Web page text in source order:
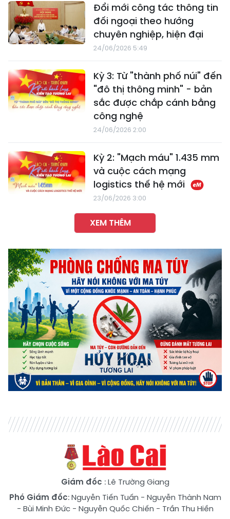
Đổi mới công tác thông tin
đối ngoại theo hướng
chuyên nghiệp, hiện đại
24/06/2026 5:49
Kỳ 3: Từ "thành phố núi" đến
"đô thị thông minh" - bản
sắc được chắp cánh bằng
công nghệ
24/06/2026 2:00
Kỳ 2: "Mạch máu" 1.435 mm
và cuộc cách mạng
logistics thế hệ mới
23/06/2026 3:00
XEM THÊM
Giám đốc : Lê Trường Giang
Phó Giám đốc:Nguyễn Tiến Tuấn - Nguyễn Thành Nam
- Bùi Minh Đức- Nguyễn Quốc Chiến - Trần Thu Hiền